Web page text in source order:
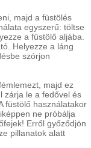
majd a füstölés
egyszerű: töltse
a füstölő aljába.
Helyezze a láng
szórjon
majd ez
zárja le a fedővel és
füstölő használatakor
ne próbálja
Erről győződjön
pillanatok alatt